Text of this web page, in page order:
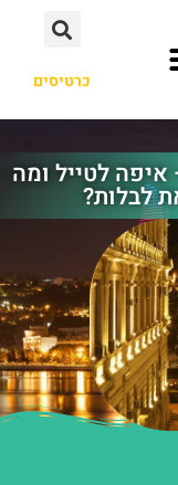
כרטיסים
לטייל ומה
לבלות?